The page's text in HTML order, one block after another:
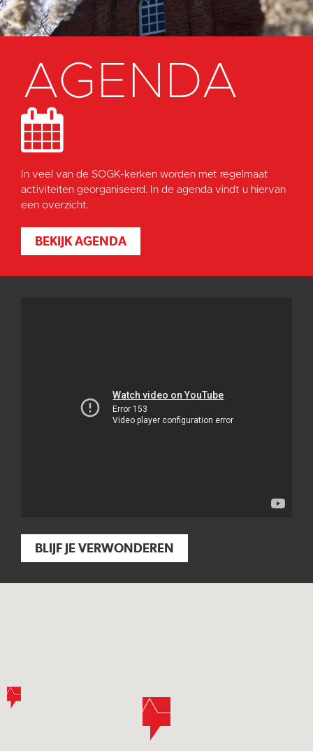
AGENDA
In veel van de SOGK-kerken worden met regelmaat
activiteiten georganiseerd. In de agenda vindt u hiervan
een overzicht.
BEKIJK AGENDA
BLIJF JE VERWONDEREN